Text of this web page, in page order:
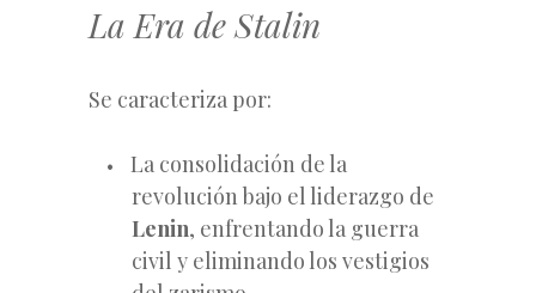
La Era de Stalin
Se caracteriza por:
La consolidación de la
revolución bajo el liderazgo de
Lenin, enfrentando la guerra
civil y eliminando los vestigios